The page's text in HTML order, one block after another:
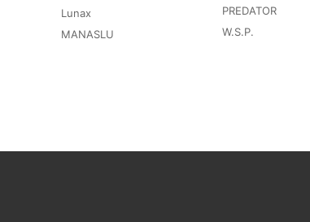
Lunax
MANASLU
PREDATOR
W.S.P.